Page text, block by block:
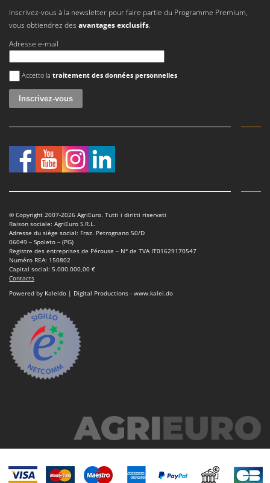
Inscrivez-vous à la newsletter pour faire partie du Programme Premium,
vous obtiendrez des avantages exclusifs.
Adresse e-mail
Une erreur est survenue
Accetto la traitement des données personnelles
© Copyright 2007-2026 AgriEuro. Tutti i diritti riservati
Raison sociale: AgriEuro S.R.L.
Adresse du siège social: Fraz. Petrognano 50/D
06049 – Spoleto – (PG)
Registre des entreprises de Pérouse – N° de TVA IT01629170547
Numéro REA: 150802
Capital social: 5.000.000,00 €
Contacts
Powered by Kaleido | Digital Productions - www.kalei.do